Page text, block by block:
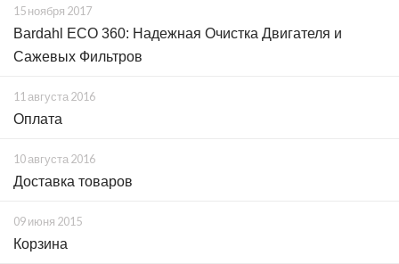
15 ноября 2017
Bardahl ECO 360: Надежная Очистка Двигателя и
Сажевых Фильтров
11 августа 2016
Оплата
10 августа 2016
Доставка товаров
09 июня 2015
Корзина